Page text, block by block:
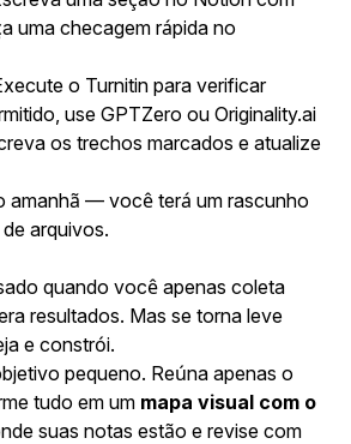
uma checagem rápida no
o Turnitin para verificar
use GPTZero ou Originality.ai
os trechos marcados e atualize
amanhã — você terá um rascunho
arquivos.
quando você apenas coleta
resultados. Mas se torna leve
e constrói.
pequeno. Reúna apenas o
tudo em um mapa visual com o
suas notas estão e revise com